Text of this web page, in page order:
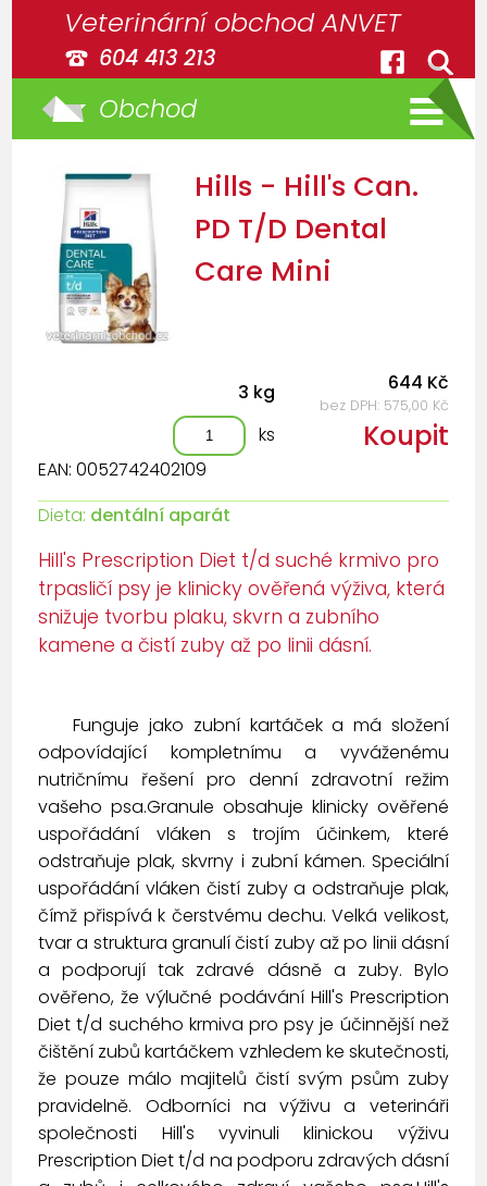
Veterinární obchod ANVET
604 413 213
Obchod
Hills - Hill's Can.
PD T/D Dental
Care Mini
EAN: 0052742402109
3 kg 644 Kč
bez DPH: 575,00 Kč
ks Koupit
Dieta: dentální aparát
Hill's Prescription Diet t/d suché krmivo pro
trpasličí psy je klinicky ověřená výživa, která
snižuje tvorbu plaku, skvrn a zubního
kamene a čistí zuby až po linii dásní.
Funguje jako zubní kartáček a má složení
odpovídající kompletnímu a vyváženému
nutričnímu řešení pro denní zdravotní režim
vašeho psa.Granule obsahuje klinicky ověřené
uspořádání vláken s trojím účinkem, které
odstraňuje plak, skvrny i zubní kámen. Speciální
uspořádání vláken čistí zuby a odstraňuje plak,
čímž přispívá k čerstvému dechu. Velká velikost,
tvar a struktura granulí čistí zuby až po linii dásní
a podporují tak zdravé dásně a zuby. Bylo
ověřeno, že výlučné podávání Hill's Prescription
Diet t/d suchého krmiva pro psy je účinnější než
čištění zubů kartáčkem vzhledem ke skutečnosti,
že pouze málo majitelů čistí svým psům zuby
pravidelně. Odborníci na výživu a veterináři
společnosti Hill's vyvinuli klinickou výživu
Prescription Diet t/d na podporu zdravých dásní